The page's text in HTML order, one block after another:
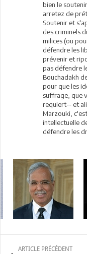
bien le
arretez de
Soutenir et
des criminels
milices (ou
défendre les
prévenir et
pas défendre
Bouchadakh
pour que les
suffrage, que
requiert-- et
Marzouki,
intellectuelle
défendre les
ARTICLE PRÉCÉDENT